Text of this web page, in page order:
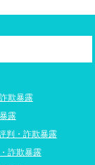
欺暴露
露
判・詐欺暴露
詐欺暴露